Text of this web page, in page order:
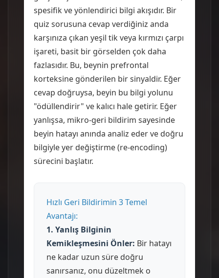
spesifik ve yönlendirici bilgi akışıdır. Bir
quiz sorusuna cevap verdiğiniz anda
karşınıza çıkan yeşil tik veya kırmızı çarpı
işareti, basit bir görselden çok daha
fazlasıdır. Bu, beynin prefrontal
korteksine gönderilen bir sinyaldir. Eğer
cevap doğruysa, beyin bu bilgi yolunu
"ödüllendirir" ve kalıcı hale getirir. Eğer
yanlışsa, mikro-geri bildirim sayesinde
beyin hatayı anında analiz eder ve doğru
bilgiyle yer değiştirme (re-encoding)
sürecini başlatır.
Hızlı Geri Bildirimin 3 Temel
Avantajı:
1. Yanlış Bilginin
Kemikleşmesini Önler: Bir hatayı
ne kadar uzun süre doğru
sanırsanız, onu düzeltmek o